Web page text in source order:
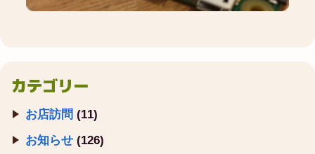
カテゴリー
お店訪問 (11)
お知らせ (126)